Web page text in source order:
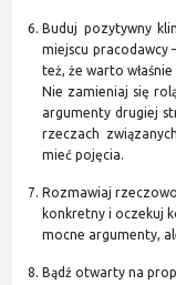
Buduj pozytywny
miejscu pracodawcy
też, że warto
Nie zamieniaj się
argumenty drugiej
rzeczach
mieć pojęcia.
Rozmawiaj
konkretny i oczekuj
mocne argumenty,
Bądź otwarty na